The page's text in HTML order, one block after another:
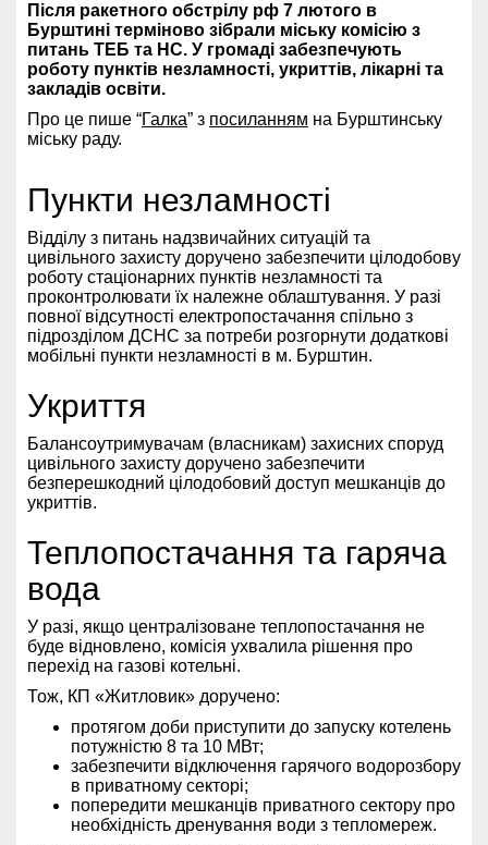
Після ракетного обстрілу рф 7 лютого в
Бурштині терміново зібрали міську комісію з
питань ТЕБ та НС. У громаді забезпечують
роботу пунктів незламності, укриттів, лікарні та
закладів освіти.
Про це пише “Галка” з посиланням на Бурштинську
міську раду.
Пункти незламності
Відділу з питань надзвичайних ситуацій та
цивільного захисту доручено забезпечити цілодобову
роботу стаціонарних пунктів незламності та
проконтролювати їх належне облаштування. У разі
повної відсутності електропостачання спільно з
підрозділом ДСНС за потреби розгорнути додаткові
мобільні пункти незламності в м. Бурштин.
Укриття
Балансоутримувачам (власникам) захисних споруд
цивільного захисту доручено забезпечити
безперешкодний цілодобовий доступ мешканців до
укриттів.
Теплопостачання та гаряча
вода
У разі, якщо централізоване теплопостачання не
буде відновлено, комісія ухвалила рішення про
перехід на газові котельні.
Тож, КП «Житловик» доручено:
протягом доби приступити до запуску котелень
потужністю 8 та 10 МВт;
забезпечити відключення гарячого водорозбору
в приватному секторі;
попередити мешканців приватного сектору про
необхідність дренування води з тепломереж.